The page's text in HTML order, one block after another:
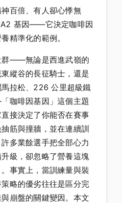
百倍、有人卻心悸無
基因——它決定咖啡因
精準化的範例。
群——無論是西進武嶺的
縱谷的長征騎士，還是
拉松、226 公里超級鐵
咖啡因基因」這個主題
接決定了你能否在賽事
筋與撞牆，並在連續訓
多業餘選手把全部心力
級，卻忽略了營養這塊
。事實上，當訓練量與裝
略的優劣往往是區分完
崩盤的關鍵變因。本文